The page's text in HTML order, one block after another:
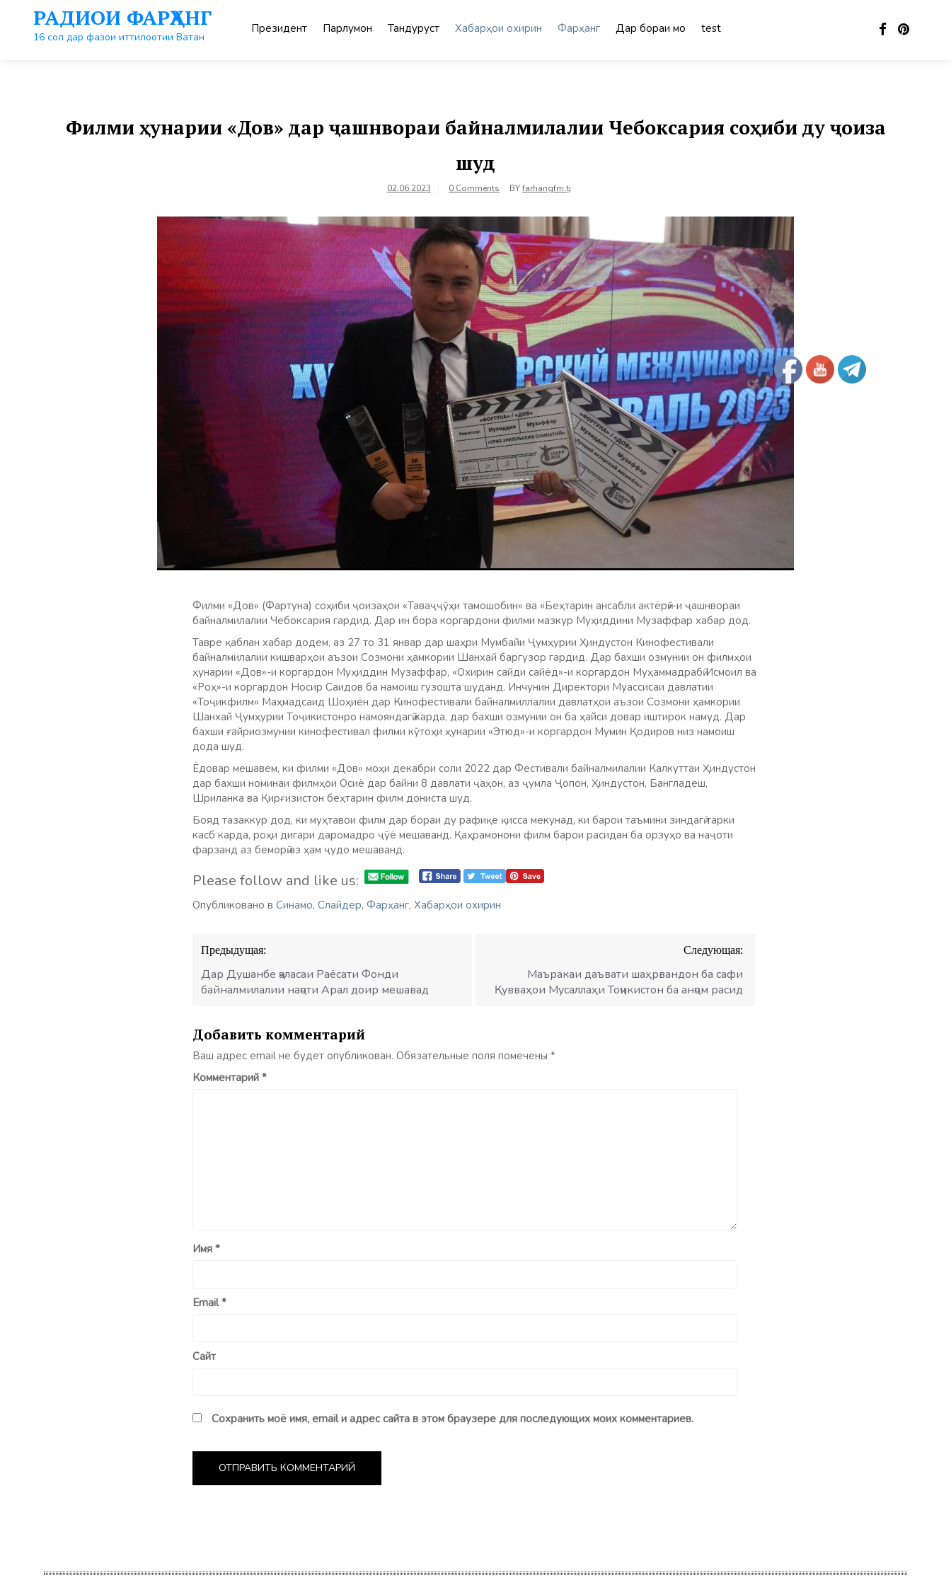
контенту
РАДИОИ ФАРҲАНГ
16 сол дар фазои иттилоотии Ватан
Президент Парлумон Тандурустӣ Хабарҳои охирин Фарҳанг Дар бораи мо test
Филми ҳунарии «Дов» дар ҷашнвораи байналмилалии Чебоксария соҳиби ду ҷоиза
шуд
02.06.2023 0 Comments BYfarhangfm.tj
Филми «Дов» (Фартуна) соҳиби ҷоизаҳои «Таваҷҷӯҳи тамошобин» ва «Беҳтарин ансабли актёрӣ»-и ҷашнвораи
байналмилалии Чебоксария гардид. Дар ин бора коргардони филми мазкур Муҳиддини Музаффар хабар дод.
Тавре қаблан хабар додем, аз 27 то 31 январ дар шаҳри Мумбайи Ҷумҳурии Ҳиндустон Кинофестивали
байналмилалии кишварҳои аъзои Созмони ҳамкории Шанхай баргузор гардид. Дар бахши озмунии он филмҳои
ҳунарии «Дов»-и коргардон Муҳиддин Музаффар, «Охирин сайди сайёд»-и коргардон Муҳаммадрабӣ Исмоил ва
«Роҳ»-и коргардон Носир Саидов ба намоиш гузошта шуданд. Инчунин Директори Муассисаи давлатии
«Тоҷикфилм» Маҳмадсаид Шоҳиён дар Кинофестивали байналмиллалии давлатҳои аъзои Созмони ҳамкории
Шанхай Ҷумҳурии Тоҷикистонро намояндагӣ карда, дар бахши озмунии он ба ҳайси довар иштирок намуд. Дар
бахши ғайриозмунии кинофестивал филми кӯтоҳи ҳунарии «Этюд»-и коргардон Мумин Қодиров низ намоиш
дода шуд.
Ёдовар мешавем, ки филми «Дов» моҳи декабри соли 2022 дар Фестивали байналмилалии Калкуттаи Ҳиндустон
дар бахши номинаи филмҳои Осиё дар байни 8 давлати ҷаҳон, аз ҷумла Ҷопон, Ҳиндустон, Бангладеш,
Шриланка ва Қирғизистон беҳтарин филм дониста шуд.
Бояд тазаккур дод, ки муҳтавои филм дар бораи ду рафиқе қисса мекунад, ки барои таъмини зиндагӣ тарки
касб карда, роҳи дигари даромадро ҷӯё мешаванд. Қаҳрамонони филм барои расидан ба орзуҳо ва наҷоти
фарзанд аз беморӣ аз ҳам ҷудо мешаванд.
Please follow and like us:
Опубликовано в Синамо, Слайдер, Фарҳанг, Хабарҳои охирин
Навигация
по
записям
Предыдущая:
Дар Душанбе ҷаласаи Раёсати Фонди
байналмилалии наҷоти Арал доир мешавад
Следующая:
Маъракаи даъвати шаҳрвандон ба сафи
Қувваҳои Мусаллаҳи Тоҷикистон ба анҷом расид
Добавить комментарий
Ваш адрес email не будет опубликован. Обязательные поля помечены *
Комментарий *
Имя *
Email*
Сайт
Сохранить моё имя, email и адрес сайта в этом браузере для последующих моих комментариев.